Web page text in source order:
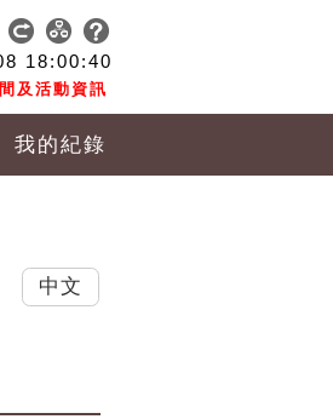
18:00:41
及活動資訊
我的紀錄